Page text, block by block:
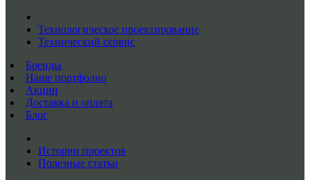
Технологическое проектирование
Технический сервис
Бренды
Наше портфолио
Акции
Доставка и оплата
Блог
Истории проектов
Полезные статьи